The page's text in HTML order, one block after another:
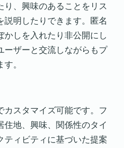
、興味のあることをリス
説明したりできます。匿名
しを入れたり非公開にし
ーザーと交流しながらもプ
。
スタマイズ可能です。フ
住地、興味、関係性のタイ
ティビティに基づいた提案